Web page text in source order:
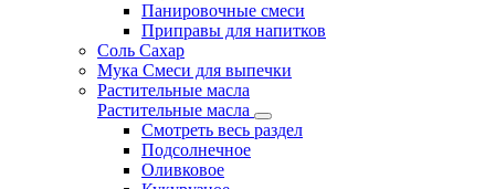
Панировочные смеси
Приправы для напитков
Соль Сахар
Мука Смеси для выпечки
Растительные масла
Растительные масла
Смотреть весь раздел
Подсолнечное
Оливковое